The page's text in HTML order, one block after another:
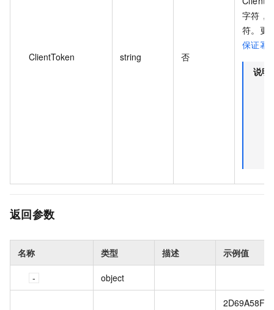
ClientToken string 否
字符，
符。更
保证幂
说明
返回参数
名称 类型 描述 示例值
object
2D69A58F-